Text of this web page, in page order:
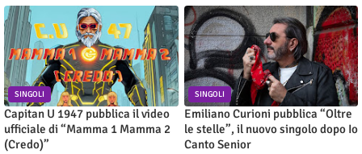
SINGOLI
Capitan U 1947 pubblica il video
ufficiale di “Mamma 1 Mamma 2
(Credo)”
SINGOLI
Emiliano Curioni pubblica “Oltre
le stelle”, il nuovo singolo dopo Io
Canto Senior